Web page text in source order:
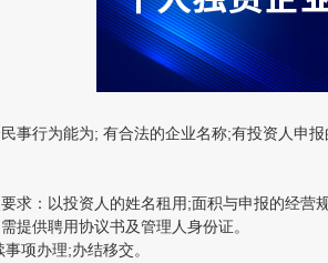
行为能为; 有合法的企业名称;有投资人申报
：以投资人的姓名租用;面积与申报的经营
供聘用协议书及管理人身份证。
项办理;办结移交。